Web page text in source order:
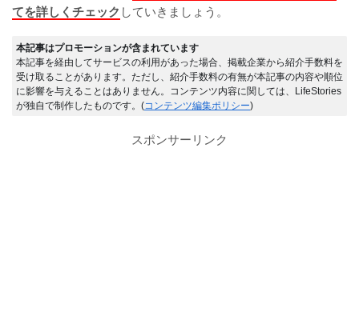
てを詳しくチェック していきましょう。
本記事はプロモーションが含まれています
本記事を経由してサービスの利用があった場合、掲載企業から紹介手数料を
受け取ることがあります。ただし、紹介手数料の有無が本記事の内容や順位
に影響を与えることはありません。コンテンツ内容に関しては、LifeStories
が独自で制作したものです。(コンテンツ編集ポリシー)
スポンサーリンク